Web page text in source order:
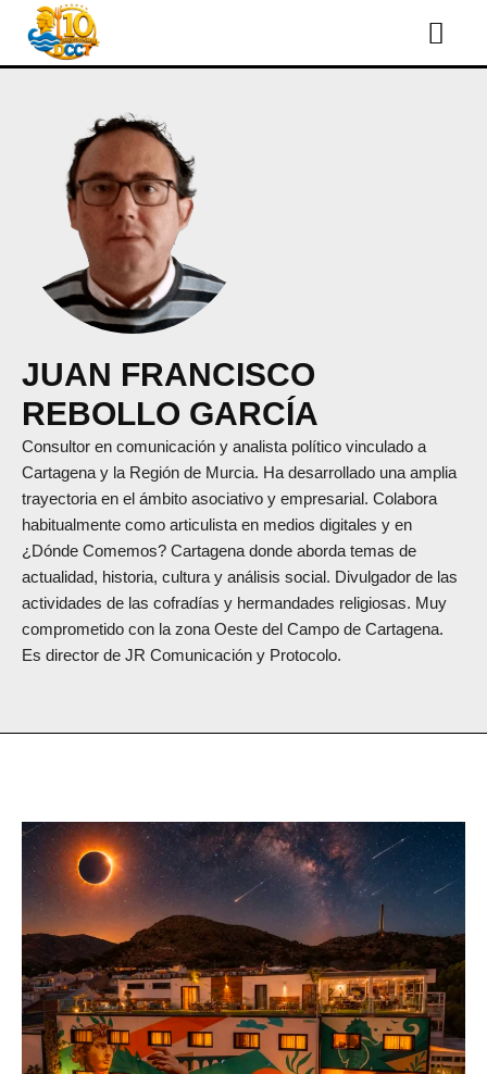
JUAN FRANCISCO
REBOLLO GARCÍA
Consultor en comunicación y analista político vinculado a
Cartagena y la Región de Murcia. Ha desarrollado una amplia
trayectoria en el ámbito asociativo y empresarial. Colabora
habitualmente como articulista en medios digitales y en
¿Dónde Comemos? Cartagena donde aborda temas de
actualidad, historia, cultura y análisis social. Divulgador de las
actividades de las cofradías y hermandades religiosas. Muy
comprometido con la zona Oeste del Campo de Cartagena.
Es director de JR Comunicación y Protocolo.